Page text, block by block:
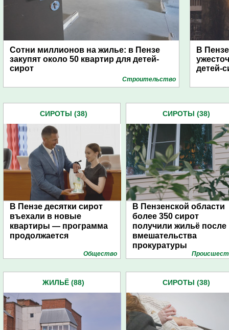
Сотни миллионов на жилье: в Пензе
закупят около 50 квартир для детей-
сирот
Строительство
В
детей-
СИРОТЫ (38)
В Пензе десятки сирот
въехали в новые
квартиры — программа
продолжается
Общество
СИРОТЫ (38)
В Пензенской области
более 350 сирот
получили жильё после
вмешательства
прокуратуры
ЖИЛЬЁ (88) СИРОТЫ (38)